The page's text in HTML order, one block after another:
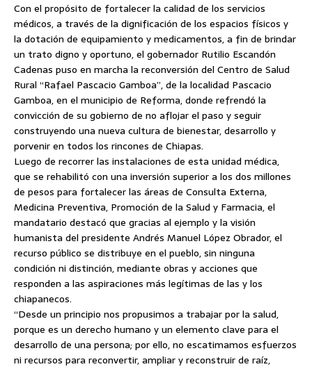
Con el propósito de fortalecer la calidad de los servicios
médicos, a través de la dignificación de los espacios físicos y
la dotación de equipamiento y medicamentos, a fin de brindar
un trato digno y oportuno, el gobernador Rutilio Escandón
Cadenas puso en marcha la reconversión del Centro de Salud
Rural “Rafael Pascacio Gamboa”, de la localidad Pascacio
Gamboa, en el municipio de Reforma, donde refrendó la
convicción de su gobierno de no aflojar el paso y seguir
construyendo una nueva cultura de bienestar, desarrollo y
porvenir en todos los rincones de Chiapas.
Luego de recorrer las instalaciones de esta unidad médica,
que se rehabilitó con una inversión superior a los dos millones
de pesos para fortalecer las áreas de Consulta Externa,
Medicina Preventiva, Promoción de la Salud y Farmacia, el
mandatario destacó que gracias al ejemplo y la visión
humanista del presidente Andrés Manuel López Obrador, el
recurso público se distribuye en el pueblo, sin ninguna
condición ni distinción, mediante obras y acciones que
responden a las aspiraciones más legítimas de las y los
chiapanecos.
“Desde un principio nos propusimos a trabajar por la salud,
porque es un derecho humano y un elemento clave para el
desarrollo de una persona; por ello, no escatimamos esfuerzos
ni recursos para reconvertir, ampliar y reconstruir de raíz,